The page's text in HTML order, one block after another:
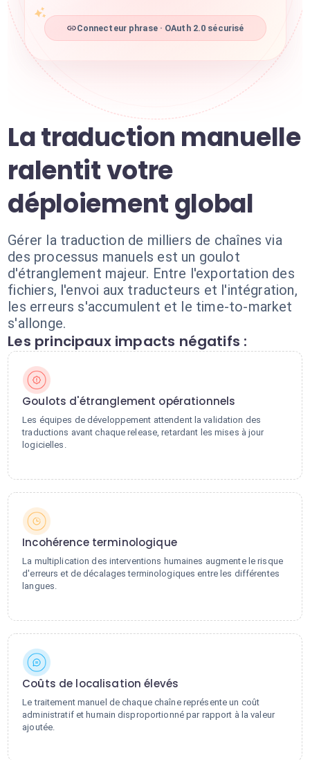
Connecteur phrase · OAuth 2.0 sécurisé
La traduction manuelle
ralentit votre
déploiement global
Gérer la traduction de milliers de chaînes via
des processus manuels est un goulot
d'étranglement majeur. Entre l'exportation des
fichiers, l'envoi aux traducteurs et l'intégration,
les erreurs s'accumulent et le time-to-market
s'allonge.
Les principaux impacts négatifs :
Goulots d'étranglement opérationnels
Les équipes de développement attendent la validation des
traductions avant chaque release, retardant les mises à jour
logicielles.
Incohérence terminologique
La multiplication des interventions humaines augmente le risque
d'erreurs et de décalages terminologiques entre les différentes
langues.
Coûts de localisation élevés
Le traitement manuel de chaque chaîne représente un coût
administratif et humain disproportionné par rapport à la valeur
ajoutée.